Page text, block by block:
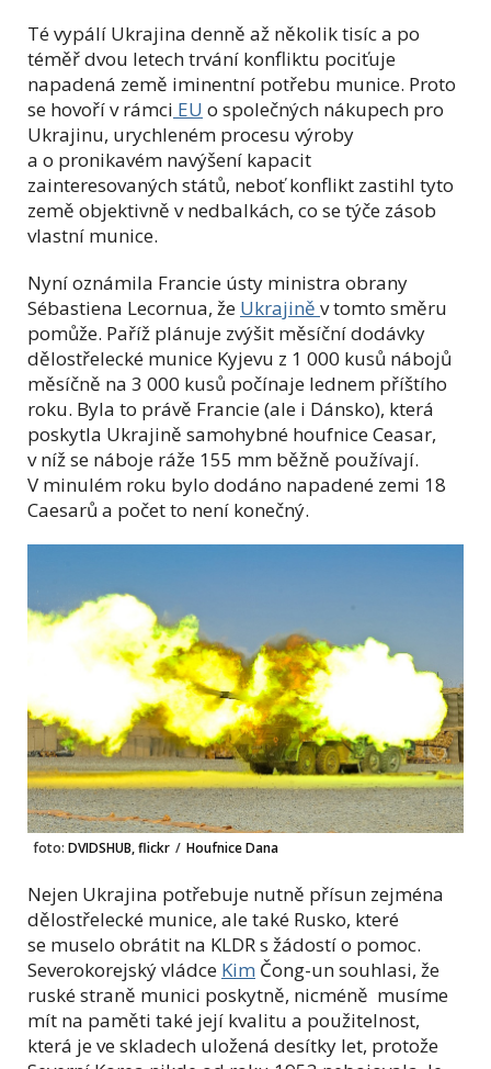
Té vypálí Ukrajina denně až několik tisíc a po
téměř dvou letech trvání konfliktu pociťuje
napadená země iminentní potřebu munice. Proto
se hovoří v rámci EU o společných nákupech pro
Ukrajinu, urychleném procesu výroby
a o pronikavém navýšení kapacit
zainteresovaných států, neboť konflikt zastihl tyto
země objektivně v nedbalkách, co se týče zásob
vlastní munice.
Nyní oznámila Francie ústy ministra obrany
Sébastiena Lecornua, že Ukrajině v tomto směru
pomůže. Paříž plánuje zvýšit měsíční dodávky
dělostřelecké munice Kyjevu z 1 000 kusů nábojů
měsíčně na 3 000 kusů počínaje lednem příštího
roku. Byla to právě Francie (ale i Dánsko), která
poskytla Ukrajině samohybné houfnice Ceasar,
v níž se náboje ráže 155 mm běžně používají.
V minulém roku bylo dodáno napadené zemi 18
Caesarů a počet to není konečný.
foto: DVIDSHUB, flickr / Houfnice Dana
Nejen Ukrajina potřebuje nutně přísun zejména
dělostřelecké munice, ale také Rusko, které
se muselo obrátit na KLDR s žádostí o pomoc.
Severokorejský vládce Kim Čong-un souhlasi, že
ruské straně munici poskytně, nicméně musíme
mít na paměti také její kvalitu a použitelnost,
která je ve skladech uložená desítky let, protože